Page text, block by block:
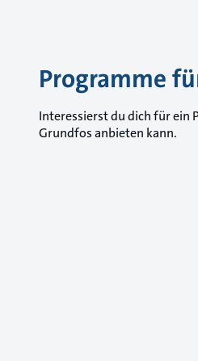
Programme
Interessierst du dich für ein
Grundfos anbieten kann.